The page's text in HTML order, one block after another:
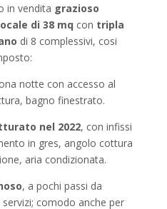
in vendita grazioso
di 38 mq con tripla
di 8 complessivi, cosi
notte con accesso al
bagno finestrato.
nel 2022, con infissi
in gres, angolo cottura
aria condizionata.
, a pochi passi da
comodo anche per